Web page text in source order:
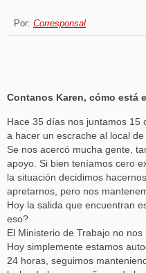
Por: Corresponsal
Contanos Karen, cómo está
Hace 35 días nos juntamos 15
a hacer un escrache al local
Se nos acercó mucha gente,
apoyo. Si bien teníamos cero
la situación decidimos
apretarnos, pero nos
Hoy la salida que encuentran
eso?
El Ministerio de Trabajo no
Hoy simplemente estamos
24 horas, seguimos